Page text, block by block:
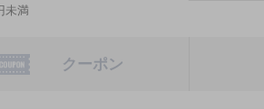
未満
クーポン